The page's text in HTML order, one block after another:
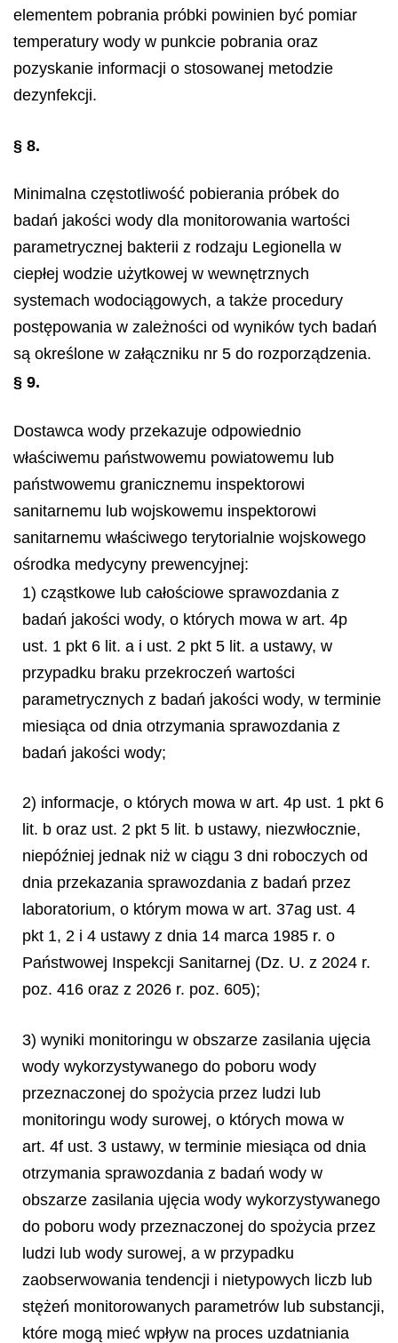
elementem pobrania próbki powinien być pomiar
temperatury wody w punkcie pobrania oraz
pozyskanie informacji o stosowanej metodzie
dezynfekcji.
§ 8.
Minimalna częstotliwość pobierania próbek do
badań jakości wody dla monitorowania wartości
parametrycznej bakterii z rodzaju Legionella w
ciepłej wodzie użytkowej w wewnętrznych
systemach wodociągowych, a także procedury
postępowania w zależności od wyników tych badań
są określone w załączniku nr 5 do rozporządzenia.
§ 9.
Dostawca wody przekazuje odpowiednio
właściwemu państwowemu powiatowemu lub
państwowemu granicznemu inspektorowi
sanitarnemu lub wojskowemu inspektorowi
sanitarnemu właściwego terytorialnie wojskowego
ośrodka medycyny prewencyjnej:
1) cząstkowe lub całościowe sprawozdania z
badań jakości wody, o których mowa w art. 4p
ust. 1 pkt 6 lit. a i ust. 2 pkt 5 lit. a ustawy, w
przypadku braku przekroczeń wartości
parametrycznych z badań jakości wody, w terminie
miesiąca od dnia otrzymania sprawozdania z
badań jakości wody;
2) informacje, o których mowa w art. 4p ust. 1 pkt 6
lit. b oraz ust. 2 pkt 5 lit. b ustawy, niezwłocznie,
niepóźniej jednak niż w ciągu 3 dni roboczych od
dnia przekazania sprawozdania z badań przez
laboratorium, o którym mowa w art. 37ag ust. 4
pkt 1, 2 i 4 ustawy z dnia 14 marca 1985 r. o
Państwowej Inspekcji Sanitarnej (Dz. U. z 2024 r.
poz. 416 oraz z 2026 r. poz. 605);
3) wyniki monitoringu w obszarze zasilania ujęcia
wody wykorzystywanego do poboru wody
przeznaczonej do spożycia przez ludzi lub
monitoringu wody surowej, o których mowa w
art. 4f ust. 3 ustawy, w terminie miesiąca od dnia
otrzymania sprawozdania z badań wody w
obszarze zasilania ujęcia wody wykorzystywanego
do poboru wody przeznaczonej do spożycia przez
ludzi lub wody surowej, a w przypadku
zaobserwowania tendencji i nietypowych liczb lub
stężeń monitorowanych parametrów lub substancji,
które mogą mieć wpływ na proces uzdatniania